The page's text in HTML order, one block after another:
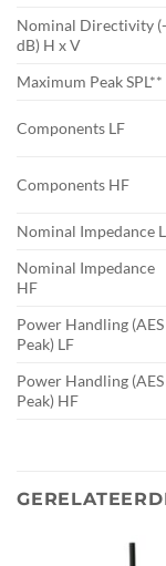
Nominal Directivity
dB) H x V
Maximum Peak SPL**
Components LF
Components HF
Nominal Impedance
Nominal Impedance
HF
Power Handling
Peak) LF
Power Handling
Peak) HF